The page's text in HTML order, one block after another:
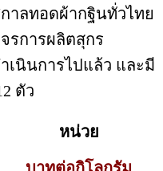
บาทต่อกิโลกรัม
บาทต่อกิโลกรัม